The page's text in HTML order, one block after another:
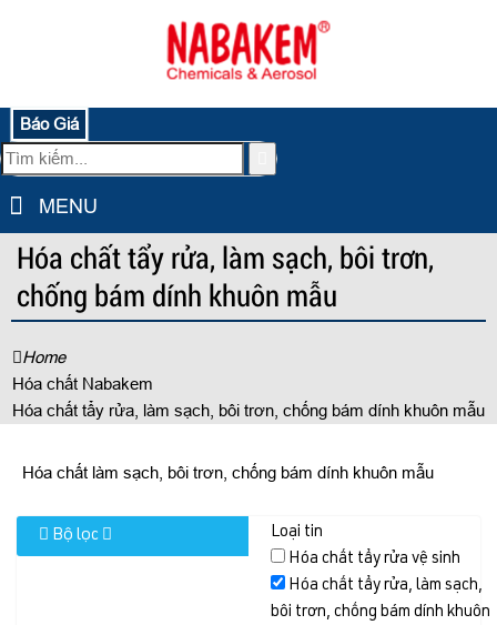
Báo Giá
MENU
Hóa chất tẩy rửa, làm sạch, bôi trơn,
chống bám dính khuôn mẫu
Home
Hóa chất Nabakem
Hóa chất tẩy rửa, làm sạch, bôi trơn, chống bám dính khuôn mẫu
Hóa chất làm sạch, bôi trơn, chống bám dính khuôn mẫu
Bộ lọc
Loại tin
Hóa chất tẩy rửa vệ sinh
Hóa chất tẩy rửa, làm sạch,
bôi trơn, chống bám dính khuôn